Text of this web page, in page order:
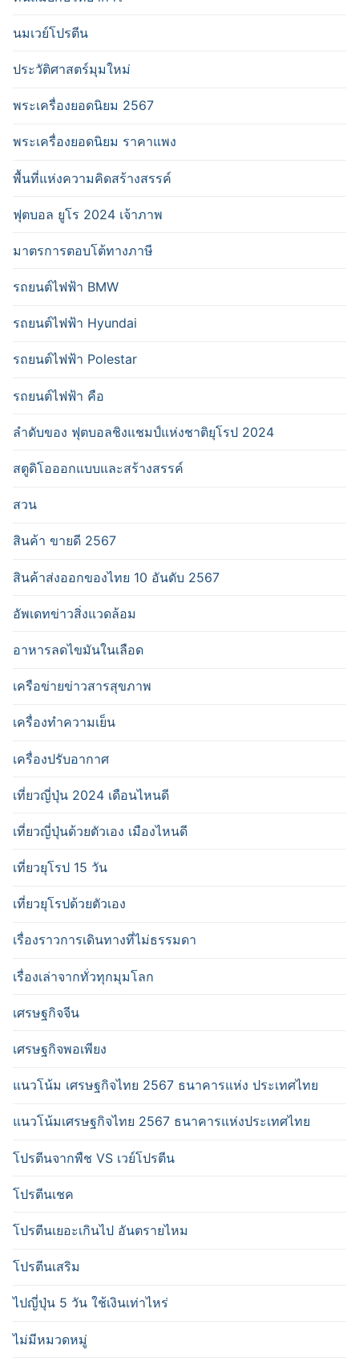
นมเวย์โปรตีน
ประวัติศาสตร์มุมใหม่
พระเครื่องยอดนิยม 2567
พระเครื่องยอดนิยม ราคาแพง
พื้นที่แห่งความคิดสร้างสรรค์
ฟุตบอล ยูโร 2024 เจ้าภาพ
มาตรการตอบโต้ทางภาษี
รถยนต์ไฟฟ้า BMW
รถยนต์ไฟฟ้า Hyundai
รถยนต์ไฟฟ้า Polestar
รถยนต์ไฟฟ้า คือ
ลำดับของ ฟุตบอลชิงแชมป์แห่งชาติยุโรป 2024
สตูดิโอออกแบบและสร้างสรรค์
สวน
สินค้า ขายดี 2567
สินค้าส่งออกของไทย 10 อันดับ 2567
อัพเดทข่าวสิ่งแวดล้อม
อาหารลดไขมันในเลือด
เครือข่ายข่าวสารสุขภาพ
เครื่องทำความเย็น
เครื่องปรับอากาศ
เที่ยวญี่ปุ่น 2024 เดือนไหนดี
เที่ยวญี่ปุ่นด้วยตัวเอง เมืองไหนดี
เที่ยวยุโรป 15 วัน
เที่ยวยุโรปด้วยตัวเอง
เรื่องราวการเดินทางที่ไม่ธรรมดา
เรื่องเล่าจากทั่วทุกมุมโลก
เศรษฐกิจจีน
เศรษฐกิจพอเพียง
แนวโน้ม เศรษฐกิจไทย 2567 ธนาคารแห่ง ประเทศไทย
แนวโน้มเศรษฐกิจไทย 2567 ธนาคารแห่งประเทศไทย
โปรตีนจากพืช VS เวย์โปรตีน
โปรตีนเชค
โปรตีนเยอะเกินไป อันตรายไหม
โปรตีนเสริม
ไปญี่ปุ่น 5 วัน ใช้เงินเท่าไหร่
ไม่มีหมวดหมู่